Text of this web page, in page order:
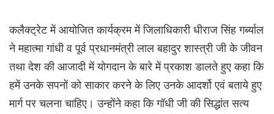
कलैक्ट्रेट में आयोजित कार्यक्रम में जिलाधिकारी धीराज सिंह गर्ब्याल
ने महात्मा गांधी व पूर्व प्रधानमंत्री लाल बहादुर शास्त्री जी के जीवन
तथा देश की आजादी में योगदान के बारे में प्रकाश डालते हुए कहा कि
हमें उनके सपनों को साकार करने के लिए उनके आदर्शो एवं बताये हुए
मार्ग पर चलना चाहिए। उन्होंने कहा कि गॉधी जी की सिद्धांत सत्य